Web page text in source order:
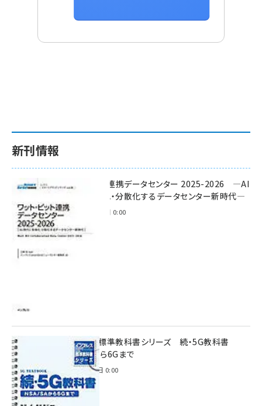
新刊情報
ワット・ビット連携データセンター 2025-2026 ―AI
時代に多様化・分散化するデータセンター新時代―
2025年11月28日 0:00
インプレス標準教科書シリーズ 続・5G教科書
NSA/SAから6Gまで
2023年4月3日 0:00